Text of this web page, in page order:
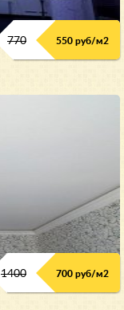
770 550 руб/м2
1400 700 руб/м2